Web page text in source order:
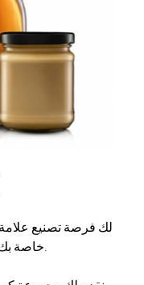
خاصة بك من شراب القيقب باختيارك للمكونات.